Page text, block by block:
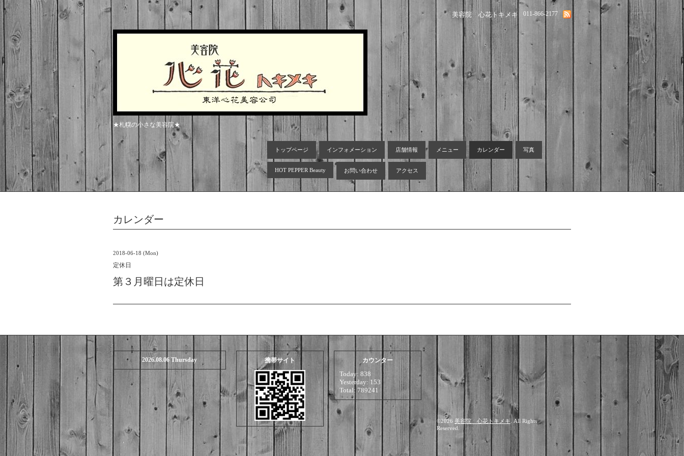
011-866-2177
美容院 心花トキメキ
★札幌の小さな美容院★
トップページ インフォメーション 店舗情報 メニュー カレンダー 写真
HOT PEPPER Beauty お問い合わせ アクセス
カレンダー
2018-06-18 (Mon)
定休日
第３月曜日は定休日
2026.08.06 Thursday 携帯サイト カウンター
Today: 838
Yesterday: 153
Total: 789241
©2026 美容院 心花トキメキ . All Rights
Reserved.